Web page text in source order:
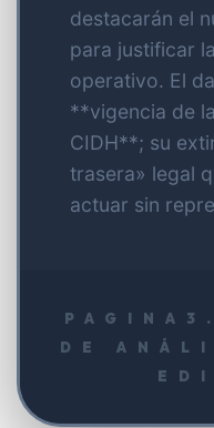
destacarán el
para justificar
operativo. El
**vigencia de
CIDH**; su
trasera» legal
actuar sin
DE